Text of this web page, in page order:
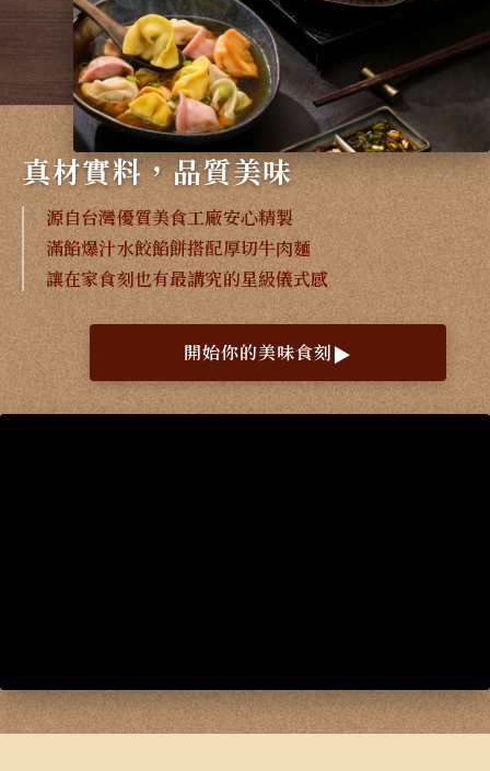
真材實料，品質美味
源自台灣優質美食工廠安心精製
滿餡爆汁水餃餡餅搭配厚切牛肉麵
讓在家食刻也有最講究的星級儀式感
開始你的美味食刻 ▶